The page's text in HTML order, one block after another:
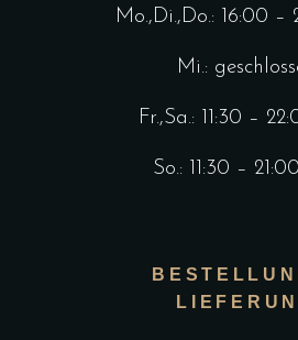
Mo.,Di.,Do.: 16:00 –
Mi.:
Fr.,Sa.: 11:30 –
So.: 11:30 –